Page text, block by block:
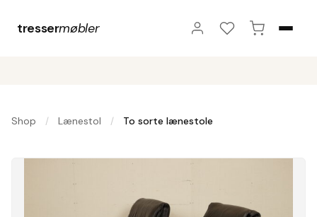
tressermøbler
Shop / Lænestol / To sorte lænestole